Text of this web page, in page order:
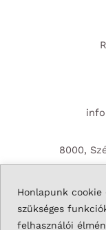
Honlapunk
szükséges
felhasználói
8000,